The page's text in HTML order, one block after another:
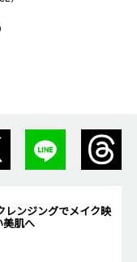
レンジングでメイク映
美肌へ